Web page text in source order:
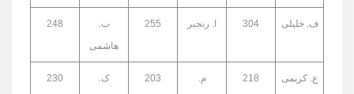
ف. خلیلی 304 ا. رنجبر 255
ب.
هاشمی
248
ع. کریمی 218
م.
203
ک.
230